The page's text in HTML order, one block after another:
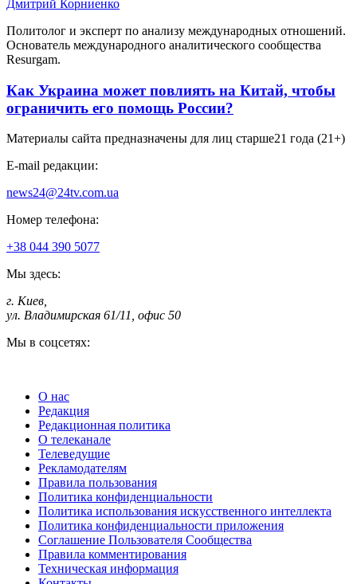
Дмитрий Корниенко
Политолог и эксперт по анализу международных отношений.
Основатель международного аналитического сообщества
Resurgam.
Как Украина может повлиять на Китай, чтобы
ограничить его помощь России?
Материалы сайта предназначены для лиц старше21 года (21+)
E-mail редакции:
news24@24tv.com.ua
Номер телефона:
+38 044 390 5077
Мы здесь:
г. Киев
ул. Владимирская 61/11, офис 50
Мы в соцсетях:
О нас
Редакция
Редакционная политика
О телеканале
Телеведущие
Рекламодателям
Правила пользования
Политика конфиденциальности
Политика использования искусственного интеллекта
Политика конфиденциальности приложения
Соглашение Пользователя Сообщества
Правила комментирования
Техническая информация